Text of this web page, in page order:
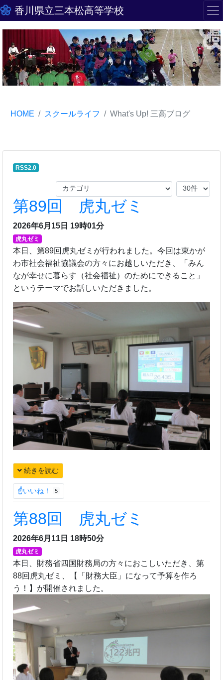
香川県立三本松高等学校
HOME スクールライフ What's Up! 三高ブログ
RSS2.0
第89回 虎丸ゼミ
2026年6月15日 19時01分
虎丸ゼミ
本日、第89回虎丸ゼミが行われました。今回は東かが
わ市社会福祉協議会の方々にお越しいただき、「みん
なが幸せに暮らす（社会福祉）のためにできること」
というテーマでお話しいただきました。
続きを読む
☝いいね！ 5
第88回 虎丸ゼミ
2026年6月11日 18時50分
虎丸ゼミ
本日、財務省四国財務局の方々におこしいただき、第
88回虎丸ゼミ、【「財務大臣」になって予算を作ろ
う！】が開催されました。